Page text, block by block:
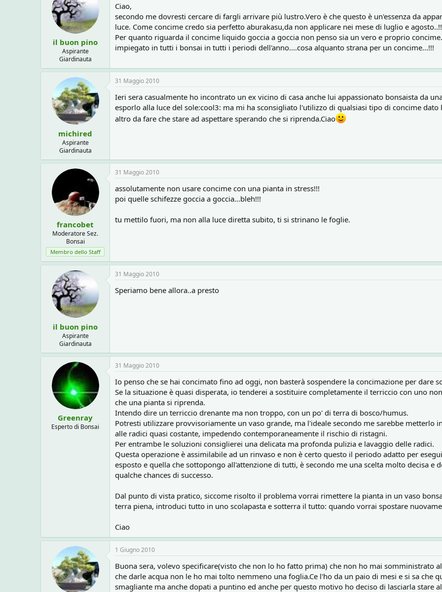
il buon pino
Aspirante
Giardinauta
Ciao,
secondo me dovresti cercare di fargli arrivare più lustro.Vero è che questo è un'essenza da
luce. Come concime credo sia perfetto aburakasu,da non applicare nei mese di luglio e
Per quanto riguarda il concime liquido goccia a goccia non penso sia un vero e proprio
impiegato in tutti i bonsai in tutti i periodi dell'anno....cosa alquanto strana per un concime...!!!
michired
Aspirante
Giardinauta
31 Maggio 2010
Ieri sera casualmente ho incontrato un ex vicino di casa anche lui appassionato bonsaista da
esporlo alla luce del sole:cool3: ma mi ha sconsigliato l'utilizzo di qualsiasi tipo di concime
altro da fare che stare ad aspettare sperando che si riprenda.Ciao
francobet
Moderatore Sez.
Bonsai
Membro dello Staff
31 Maggio 2010
assolutamente non usare concime con una pianta in stress!!!
poi quelle schifezze goccia a goccia...bleh!!!
tu mettilo fuori, ma non alla luce diretta subito, ti si strinano le foglie.
il buon pino
Aspirante
Giardinauta
31 Maggio 2010
Speriamo bene allora..a presto
Greenray
Esperto di Bonsai
31 Maggio 2010
Io penso che se hai concimato fino ad oggi, non basterà sospendere la concimazione per dare
Se la situazione è quasi disperata, io tenderei a sostituire completamente il terriccio con uno
che una pianta si riprenda.
Intendo dire un terriccio drenante ma non troppo, con un po' di terra di bosco/humus.
Potresti utilizzare provvisoriamente un vaso grande, ma l'ideale secondo me sarebbe
alle radici quasi costante, impedendo contemporaneamente il rischio di ristagni.
Per entrambe le soluzioni consiglierei una delicata ma profonda pulizia e lavaggio delle radici.
Questa operazione è assimilabile ad un rinvaso e non è certo questo il periodo adatto per
esposto e quella che sottopongo all'attenzione di tutti, è secondo me una scelta molto decisa e
qualche chances di successo.
Dal punto di vista pratico, siccome risolto il problema vorrai rimettere la pianta in un vaso
terra piena, introduci tutto in uno scolapasta e sotterra il tutto: quando vorrai spostare
Ciao
1 Giugno 2010
Buona sera, volevo specificare(visto che non lo ho fatto prima) che non ho mai somministrato
che darle acqua non le ho mai tolto nemmeno una foglia.Ce l'ho da un paio di mesi e si sa che
smagliante ma anche dopati a puntino ed anche per questo motivo ho deciso di lasciarla stare